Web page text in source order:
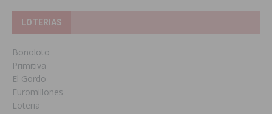
LOTERIAS
Bonoloto
Primitiva
El Gordo
Euromillones
Loteria